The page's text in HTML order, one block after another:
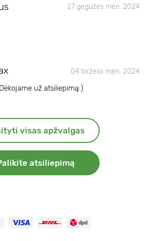
27 gegužės mėn. 2024
04 birželio mėn. 2024
už atsiliepimą:)
visas apžvalgas
atsiliepimą